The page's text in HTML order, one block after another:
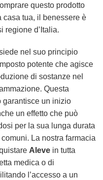
questo prodotto
casa tua, il benessere è
regione d’Italia.
nel suo principio
potente che agisce
di sostanze nel
Questa
garantisce un inizio
un effetto che può
per la sua lunga durata
La nostra farmacia
Aleve in tutta
medica o di
l’accesso a un